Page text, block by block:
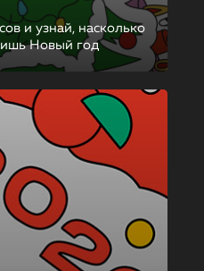
и узнай, насколько
Новый год